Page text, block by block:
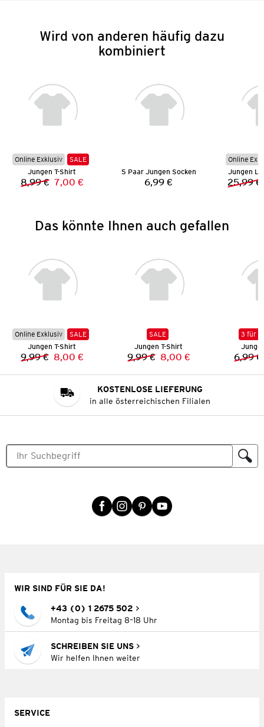
Wird von anderen häufig dazu
kombiniert
Online Exklusiv
SALE
Jungen T-Shirt
Vorheriger Preis:
8,99 € Neuer Preis:
7,00 €
5 Paar Jungen Socken
Preis:
6,99 €
Online
Jungen
25,99 €
Das könnte Ihnen auch gefallen
Online Exklusiv
SALE
Jungen T-Shirt
Vorheriger Preis:
9,99 € Neuer Preis:
8,00 €
SALE
Jungen T-Shirt
Vorheriger Preis:
9,99 € Neuer Preis:
8,00 €
3 für 2
6,99 €
KOSTENLOSE LIEFERUNG
in alle österreichischen Filialen
WIR SIND FÜR SIE DA!
+43 (0) 1 2675 502
Montag bis Freitag 8–18 Uhr
SCHREIBEN SIE UNS
Wir helfen Ihnen weiter
SERVICE